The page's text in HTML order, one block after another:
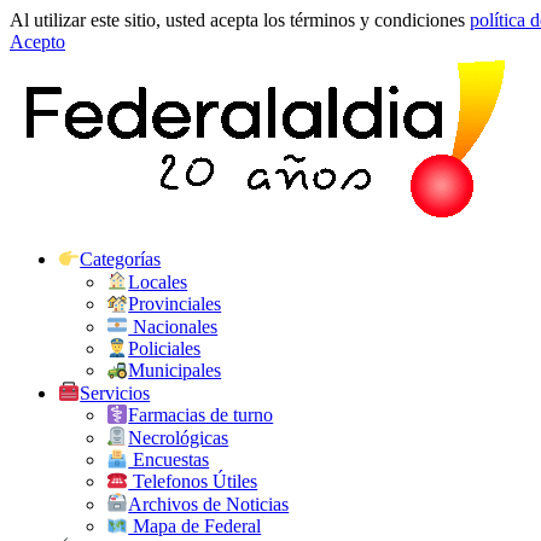
Al utilizar este sitio, usted acepta los términos y condiciones política
Acepto
Categorías
Locales
Provinciales
Nacionales
Policiales
Municipales
Servicios
Farmacias de turno
Necrológicas
Encuestas
Telefonos Útiles
Archivos de Noticias
Mapa de Federal